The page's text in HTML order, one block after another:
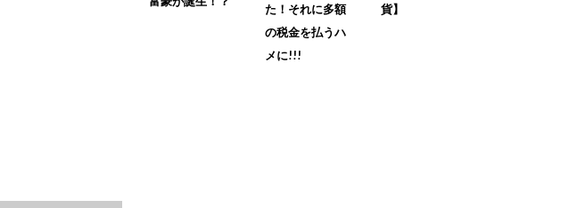
た！それに多額
の税金を払うハ
メに!!!
貨】